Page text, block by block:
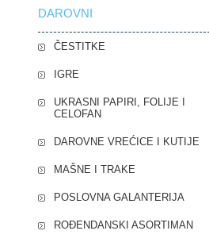
DAROVNI
ČESTITKE
IGRE
UKRASNI PAPIRI, FOLIJE I
CELOFAN
DAROVNE VREĆICE I KUTIJE
MAŠNE I TRAKE
POSLOVNA GALANTERIJA
ROĐENDANSKI ASORTIMAN